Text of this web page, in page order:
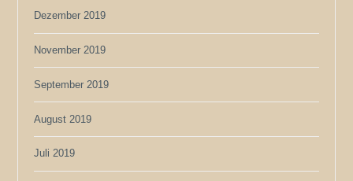
Dezember 2019
November 2019
September 2019
August 2019
Juli 2019